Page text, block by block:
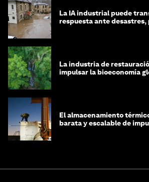
La IA industrial puede
respuesta ante desastres,
La industria de
impulsar la bioeconomía
El almacenamiento
barata y escalable de